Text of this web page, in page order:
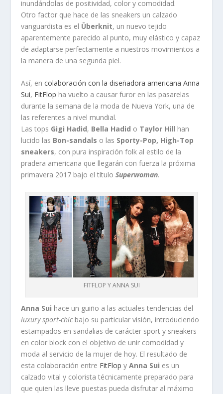
inundándolas de positividad, color y comodidad.
Otro factor que hace de las sneakers un calzado
vanguardista es el Überknit, un nuevo tejido
aparentemente parecido al punto, muy elástico y capaz
de adaptarse perfectamente a nuestros movimientos a
la manera de una segunda piel.
Así, encolaboración con la diseñadora americana Anna
Sui, FitFlop ha vuelto a causar furor en las pasarelas
durante la semana de la moda de Nueva York, una de
las referentes a nivel mundial.
Las tops Gigi Hadid, Bella Hadid o Taylor Hill han
lucido las Bon-sandals o las Sporty-Pop, High-Top
sneakers, con pura inspiración folk al estilo de la
pradera americana que llegarán con fuerza la próxima
primavera 2017 bajo el títuloSuperwoman.
FITFLOP Y ANNA SUI
Anna Sui hace un guiño a las actuales tendencias del
luxury sport-chicbajo su particular visión, introduciendo
estampados en sandalias de carácter sport y sneakers
en color block con el objetivo de unir comodidad y
moda al servicio de la mujer de hoy. El resultado de
esta colaboración entre FitFlopyAnna Sui es un
calzado vital y colorista técnicamente preparado para
que quien las lleve puestas pueda disfrutar al máximo